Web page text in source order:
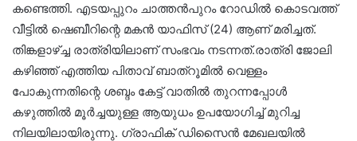
കണ്ടെത്തി. എടയപ്പുറം ചാത്തൻപുറം റോഡിൽ കൊടവത്ത്
വീട്ടിൽ ഷെബീറിന്റെ മകൻ യാഫിസ് (24) ആണ് മരിച്ചത്.
തിങ്കളാഴ്ച്ച രാത്രിയിലാണ് സംഭവം നടന്നത്.രാത്രി ജോലി
കഴിഞ്ഞ് എത്തിയ പിതാവ് ബാത്റൂമിൽ വെള്ളം
പോകുന്നതിന്റെ ശബ്ദം കേട്ട് വാതിൽ തുറന്നപ്പോൾ
കഴുത്തിൽ മൂർച്ചയുള്ള ആയുധം ഉപയോഗിച്ച് മുറിച്ച
നിലയിലായിരുന്നു. ഗ്രാഫിക് ഡിസൈൻ മേഖലയിൽ